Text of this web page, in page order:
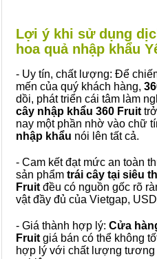
Lợi ý khi sử dụng
hoa quả nhập khẩu
- Uy tín, chất lượng: Để
mến của quý khách hàng,
dồi, phát triển cái tâm làm
cây nhập khẩu 360 Fruit
nay một phần nhờ vào chữ
nhập khẩu nói lên tất cả.
- Cam kết đạt mức an toàn
sản phẩm trái cây tại siêu
Fruit đều có nguồn gốc rõ
vật đầy đủ của Vietgap,
- Giá thành hợp lý: Cửa
Fruit giá bán có thể không
hợp lý với chất lượng tương